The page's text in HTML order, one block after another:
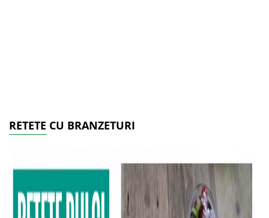
RETETE CU BRANZETURI